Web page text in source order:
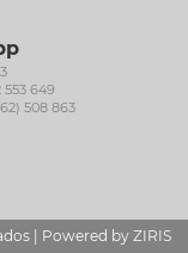
553 649
508 863
| Powered by ZIRIS